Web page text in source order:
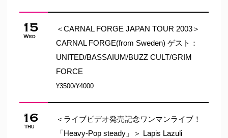
15
Wed
＜CARNAL FORGE JAPAN TOUR 2003＞
CARNAL FORGE(from Sweden) ゲスト：
UNITED/BASSAIUM/BUZZ CULT/GRIM
FORCE
¥3500/¥4000
16
Thu
＜ライブビデオ発売記念ワンマンライブ！
「Heavy-Pop steady」＞ Lapis Lazuli